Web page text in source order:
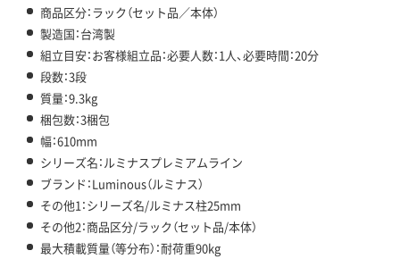
商品区分：ラック（セット品／本体）
製造国：台湾製
組立目安：お客様組立品：必要人数：1人、必要時間：20分
段数：3段
質量：9.3kg
梱包数：3梱包
幅：610mm
シリーズ名：ルミナスプレミアムライン
ブランド：Luminous（ルミナス）
その他1：シリーズ名/ルミナス柱25mm
その他2：商品区分/ラック（セット品/本体）
最大積載質量（等分布）：耐荷重90kg